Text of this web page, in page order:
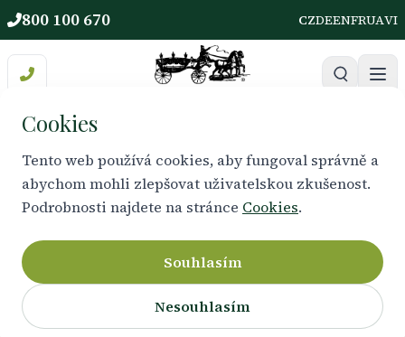
800 100 670 CZDEENFRUAVI
PRAKTICKÁ POMOC A OPORA
Pro pozůstalé
Ztráta blízkého člověka je nesmírně těžká.
Nabízíme Vám nejen profesionální zajištění
Cookies
Tento web používá cookies, aby fungoval správně a
abychom mohli zlepšovat uživatelskou zkušenost.
Podrobnosti najdete na stránce Cookies.
Souhlasím
Nesouhlasím